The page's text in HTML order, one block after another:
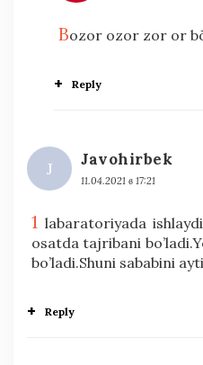
Bozor ozor zor or
Reply
J Javohirbek
11.04.2021 в 17:21
1 labaratoriyada
osatda tajribani
bo’ladi.Shuni sababini
Reply